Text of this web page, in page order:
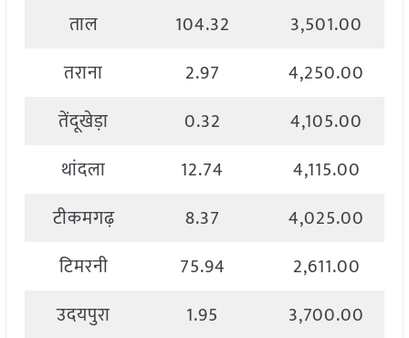
ताल
104.32
3,501.00
तराना
2.97
4,250.00
तेंदूखेड़ा
0.32
4,105.00
थांदला
12.74
4,115.00
टीकमगढ़
8.37
4,025.00
टिमरनी
75.94
2,611.00
उदयपुरा
1.95
3,700.00